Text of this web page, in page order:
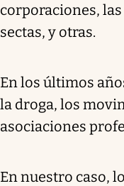
corporaciones,
sectas, y otras.
En los últimos
la droga, los
asociaciones
En nuestro caso,